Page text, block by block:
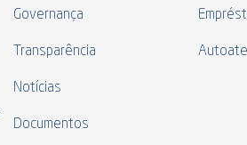
Governança
Transparência
Notícias
Documentos